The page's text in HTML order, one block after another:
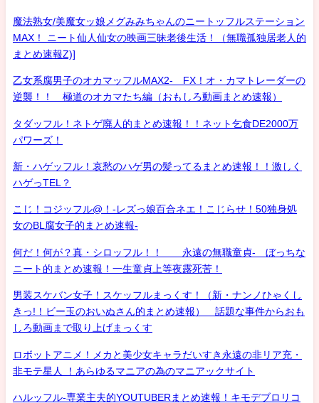
魔法熟女/美魔女ッ娘メグみみちゃんのニートッフルステーション
MAX！ ニート仙人仙女の映画三昧老後生活！（無職孤独居老人的
まとめ速報Z)]
乙女系腐男子のオカマッフルMAX2- FX！オ・カマトレーダーの
逆襲！！ 極道のオカマたち編（おもしろ動画まとめ速報）
タダッフル！ネトゲ廃人的まとめ速報！！ネット乞食DE2000万
パワーズ！
新・ハゲッフル！哀愁のハゲ男の髪ってるまとめ速報！！激しく
ハゲっTEL？
こじ！コジッフル@！-レズっ娘百合ネエ！こじらせ！50独身処
女のBL腐女子的まとめ速報-
何だ！何が？真・シロッフル！！ 永遠の無職童貞- ぼっちな
ニート的まとめ速報！一生童貞上等夜露死苦！
男装スケバン女子！スケッフルまっくす！（新・ナンノひゃくし
きっ!！ビー玉のおいぬさん的まとめ速報） 話題な事件からおも
しろ動画まで取り上げまっくす
ロボットアニメ！メカと美少女キャラだいすき永遠の非リア充・
非モテ星人 ！あらゆるマニアの為のマニアックサイト
ハルッフル-専業主夫的YOUTUBERまとめ速報！キモデブロリコ